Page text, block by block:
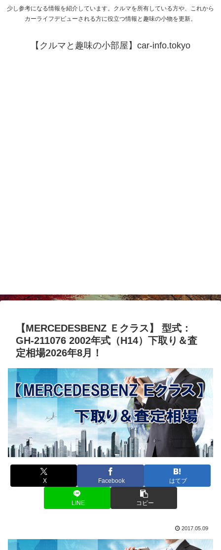
少し参考になる情報を紹介しています。クルマを所有している方や、これから
カーライフデビューされる方に役立つ情報と趣味の小物を更新。
【クルマと趣味の小部屋】car-info.tokyo
【MERCEDESBENZ Ｅクラス】 型式：
GH-211076 2002年式（H14）下取り＆査
定相場2026年8月！
X Facebook はてブ
LINE コピー
2017.05.09